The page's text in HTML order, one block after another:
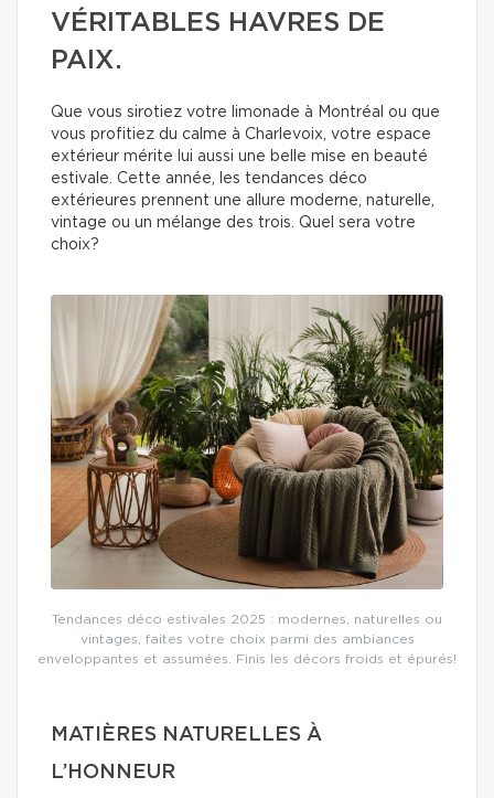
VÉRITABLES HAVRES DE
PAIX.
Que vous sirotiez votre limonade à Montréal ou que
vous profitiez du calme à Charlevoix, votre espace
extérieur mérite lui aussi une belle mise en beauté
estivale. Cette année, les tendances déco
extérieures prennent une allure moderne, naturelle,
vintage ou un mélange des trois. Quel sera votre
choix?
Tendances déco estivales 2025 : modernes, naturelles ou
vintages, faites votre choix parmi des ambiances
enveloppantes et assumées. Finis les décors froids et épurés!
MATIÈRES NATURELLES À
L’HONNEUR